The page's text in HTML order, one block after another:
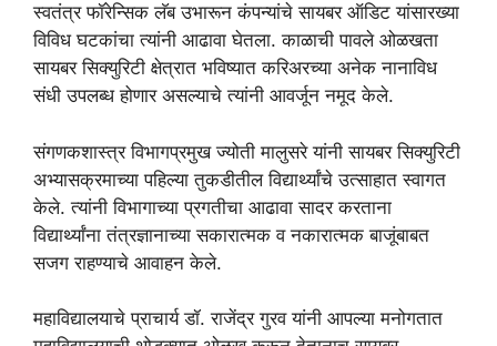
स्वतंत्र फॉरेन्सिक लॅब उभारून कंपन्यांचे सायबर ऑडिट यांसारख्या
विविध घटकांचा त्यांनी आढावा घेतला. काळाची पावले ओळखता
सायबर सिक्युरिटी क्षेत्रात भविष्यात करिअरच्या अनेक नानाविध
संधी उपलब्ध होणार असल्याचे त्यांनी आवर्जून नमूद केले.
संगणकशास्त्र विभागप्रमुख ज्योती मालुसरे यांनी सायबर सिक्युरिटी
अभ्यासक्रमाच्या पहिल्या तुकडीतील विद्यार्थ्यांचे उत्साहात स्वागत
केले. त्यांनी विभागाच्या प्रगतीचा आढावा सादर करताना
विद्यार्थ्यांना तंत्रज्ञानाच्या सकारात्मक व नकारात्मक बाजूंबाबत
सजग राहण्याचे आवाहन केले.
महाविद्यालयाचे प्राचार्य डॉ. राजेंद्र गुरव यांनी आपल्या मनोगतात